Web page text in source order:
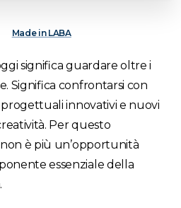
Made in LABA
significa guardare oltre i
Significa confrontarsi con
innovativi e nuovi
Per questo
non è più un’opportunità
essenziale della